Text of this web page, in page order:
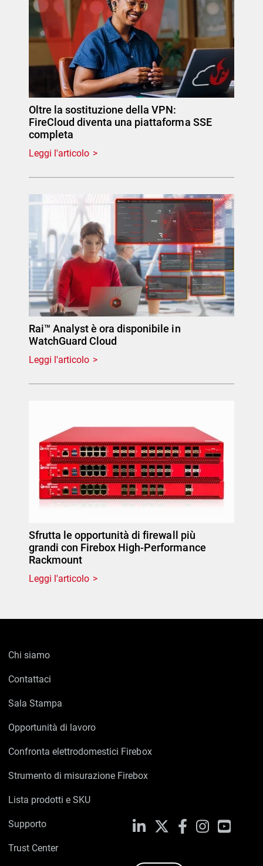
Oltre la sostituzione della VPN:
FireCloud diventa una piattaforma SSE
completa
Leggi l'articolo
Rai™ Analyst è ora disponibile in
WatchGuard Cloud
Leggi l'articolo
Sfrutta le opportunità di firewall più
grandi con Firebox High-Performance
Rackmount
Leggi l'articolo
Chi siamo
Contattaci
Sala Stampa
Opportunità di lavoro
Confronta elettrodomestici Firebox
Strumento di misurazione Firebox
Lista prodotti e SKU
Supporto
Trust Center
LinkedIn FacebookInstagram